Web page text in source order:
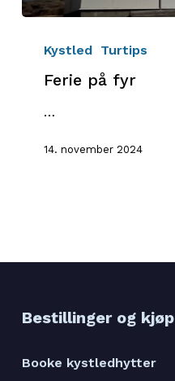
Kystled Turtips
Ferie på fyr
…
14. november 2024
Bestillinger og kjøp
Booke kystledhytter